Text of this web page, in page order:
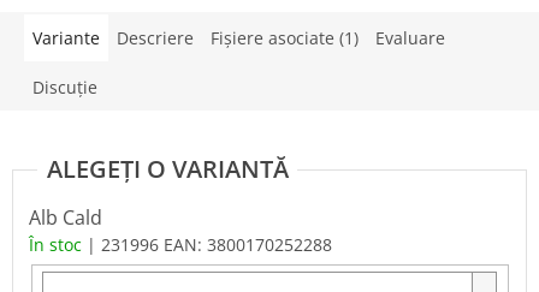
Variante Descriere Fişiere asociate (1) Evaluare
Discuţie
Alb Cald
În stoc | 231996 EAN: 3800170252288